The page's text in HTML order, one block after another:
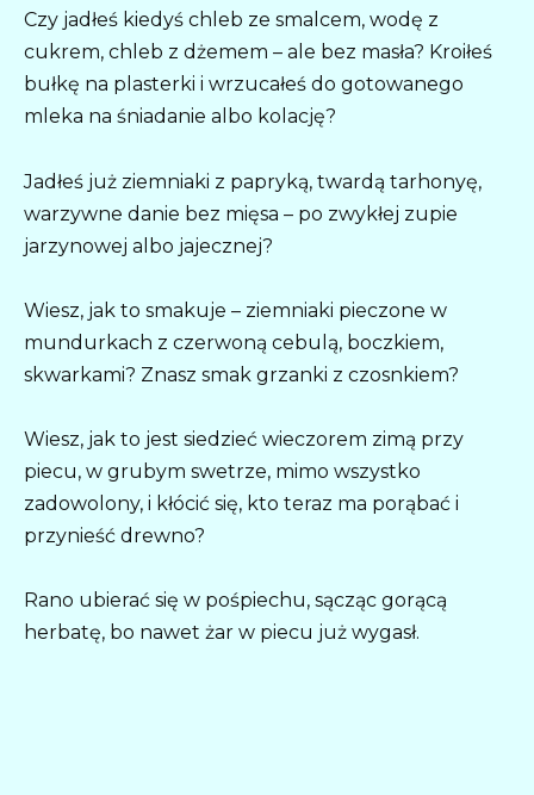
Czy jadłeś kiedyś chleb ze smalcem, wodę z
cukrem, chleb z dżemem – ale bez masła? Kroiłeś
bułkę na plasterki i wrzucałeś do gotowanego
mleka na śniadanie albo kolację?
Jadłeś już ziemniaki z papryką, twardą tarhonyę,
warzywne danie bez mięsa – po zwykłej zupie
jarzynowej albo jajecznej?
Wiesz, jak to smakuje – ziemniaki pieczone w
mundurkach z czerwoną cebulą, boczkiem,
skwarkami? Znasz smak grzanki z czosnkiem?
Wiesz, jak to jest siedzieć wieczorem zimą przy
piecu, w grubym swetrze, mimo wszystko
zadowolony, i kłócić się, kto teraz ma porąbać i
przynieść drewno?
Rano ubierać się w pośpiechu, sącząc gorącą
herbatę, bo nawet żar w piecu już wygasł.